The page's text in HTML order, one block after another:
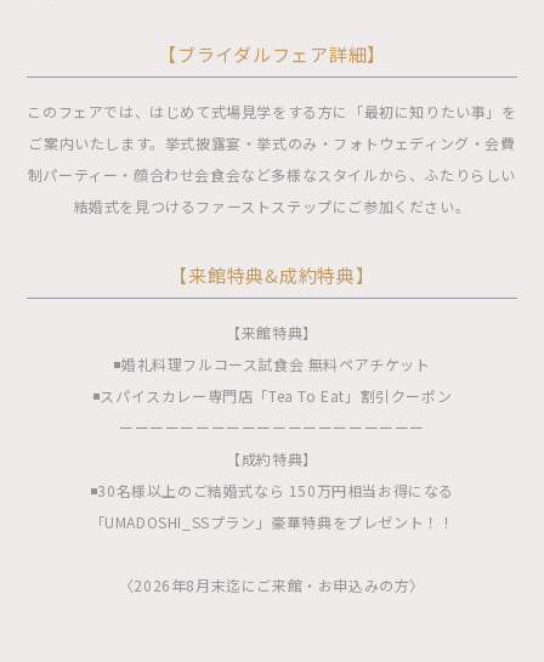
【ブライダルフェア詳細】
このフェアでは、はじめて式場見学をする方に「最初に知りたい事」を
ご案内いたします。挙式披露宴・挙式のみ・フォトウェディング・会費
制パーティー・顔合わせ会食会など多様なスタイルから、ふたりらしい
結婚式を見つけるファーストステップにご参加ください。
【来館特典&成約特典】
【来館特典】
◾️婚礼料理フルコース試食会 無料ペアチケット
◾️スパイスカレー専門店「Tea To Eat」割引クーポン
ーーーーーーーーーーーーーーーーーーーー
【成約特典】
◾️30名様以上のご結婚式なら 150万円相当お得になる
「UMADOSHI_SSプラン」豪華特典をプレゼント！！
〈2026年8月末迄にご来館・お申込みの方〉